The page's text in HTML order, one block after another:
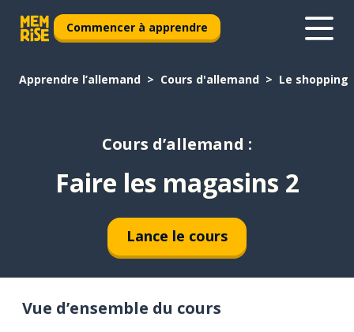
Commencer à apprendre
Apprendre l’allemand Cours d'allemand Le shopping
Cours d’allemand :
Faire les magasins 2
Lance le cours
Vue d’ensemble du cours